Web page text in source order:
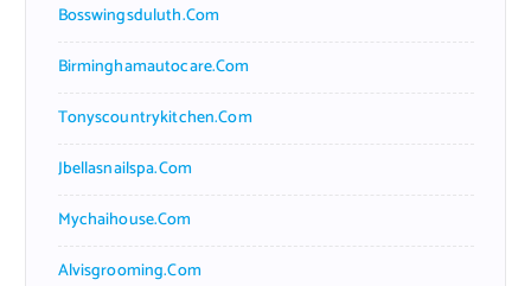
Bosswingsduluth.com
Birminghamautocare.com
Tonyscountrykitchen.com
Jbellasnailspa.com
Mychaihouse.com
Alvisgrooming.com